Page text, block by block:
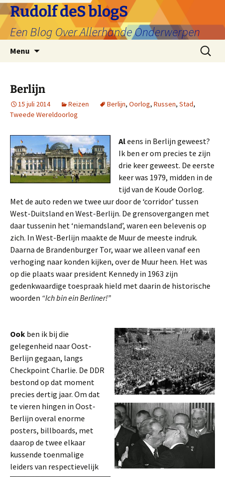
Ga
naar
de
inhoud
Rudolf deS blogS
Een Blog Over Allerhande Onderwerpen
Menu
Zoeken
naar:
Berlijn
15 juli 2014 Reizen Berlijn, Oorlog, Russen, Stad,
Tweede Wereldoorlog
Aleens in Berlijn geweest?
Ik ben er om precies te zijn
drie keer geweest. De eerste
keer was 1979, midden in de
tijd van de Koude Oorlog.
Met de auto reden we twee uur door de ‘corridor’ tussen
West-Duitsland en West-Berlijn. De grensovergangen met
daar tussenin het ‘niemandsland’, waren een belevenis op
zich. In West-Berlijn maakte de Muur de meeste indruk.
Daarna de Brandenburger Tor, waar we alleen vanaf een
verhoging naar konden kijken, over de Muur heen. Het was
op die plaats waar president Kennedy in 1963 zijn
gedenkwaardige toespraak hield met daarin de historische
woorden “Ich bin ein Berliner!”
Ook ben ik bij die
gelegenheid naar Oost-
Berlijn gegaan, langs
Checkpoint Charlie. De DDR
bestond op dat moment
precies dertig jaar. Om dat
te vieren hingen in Oost-
Berlijn overal enorme
posters, billboards, met
daarop de twee elkaar
kussende toenmalige
leiders van respectievelijk